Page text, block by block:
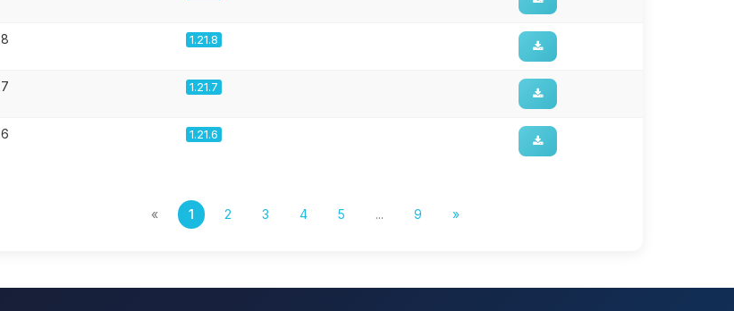
1.21.8
1.21.7
1.21.6
« 1 2 3 4 5 ... 9 »